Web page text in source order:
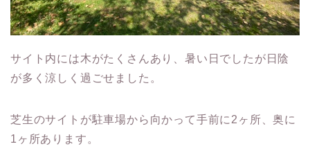
サイト内には木がたくさんあり、暑い日でしたが日陰
が多く涼しく過ごせました。
芝生のサイトが駐車場から向かって手前に2ヶ所、奥に
1ヶ所あります。